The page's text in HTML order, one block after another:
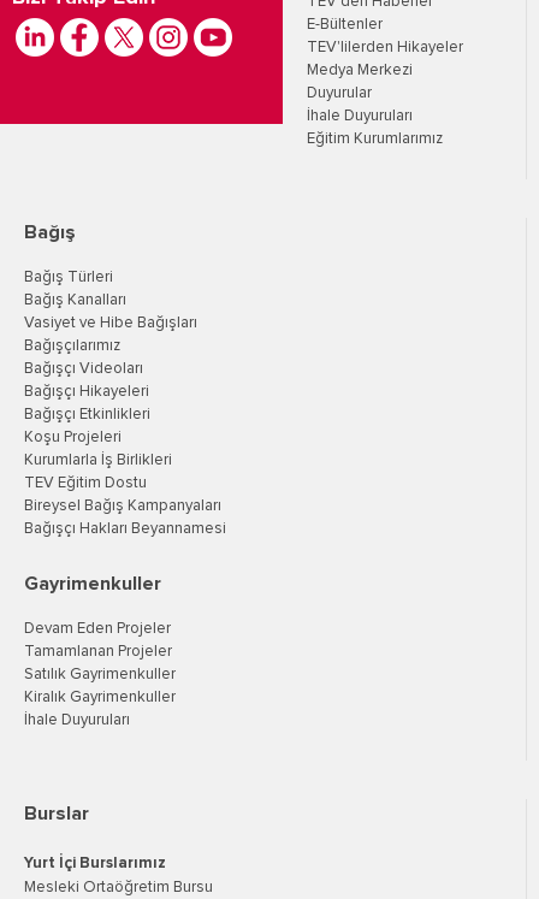
E-Bültenler
TEV'lilerden Hikayeler
Medya Merkezi
Duyurular
İhale Duyuruları
Eğitim Kurumlarımız
Bağış
Bağış Türleri
Bağış Kanalları
Vasiyet ve Hibe Bağışları
Bağışçılarımız
Bağışçı Videoları
Bağışçı Hikayeleri
Bağışçı Etkinlikleri
Koşu Projeleri
Kurumlarla İş Birlikleri
TEV Eğitim Dostu
Bireysel Bağış Kampanyaları
Bağışçı Hakları Beyannamesi
Gayrimenkuller
Devam Eden Projeler
Tamamlanan Projeler
Satılık Gayrimenkuller
Kiralık Gayrimenkuller
İhale Duyuruları
Burslar
Yurt İçi Burslarımız
Mesleki Ortaöğretim Bursu